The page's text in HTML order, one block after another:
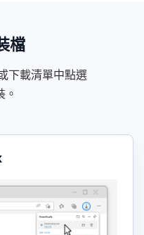
檔
下載清單中點選
。